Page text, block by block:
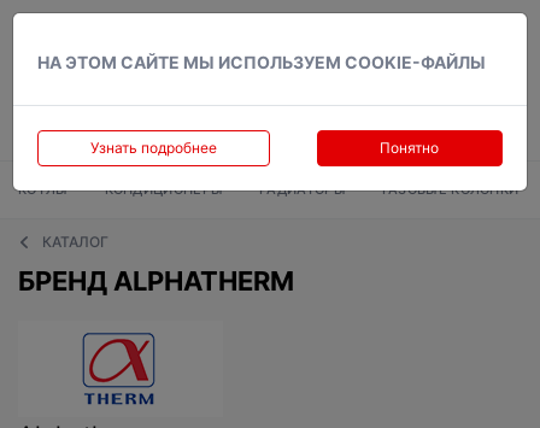
НА ЭТОМ САЙТЕ МЫ ИСПОЛЬЗУЕМ COOKIE-ФАЙЛЫ
Узнать подробнее Понятно
КОТЛЫ КОНДИЦИОНЕРЫ РАДИАТОРЫ ГАЗОВЫЕ КОЛОНКИ
КАТАЛОГ
БРЕНД ALPHATHERM